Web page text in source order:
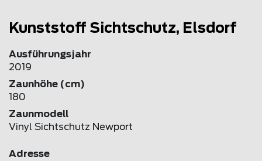
Kunststoff Sichtschutz, Elsdorf
Ausführungsjahr
2019
Zaunhöhe (cm)
180
Zaunmodell
Vinyl Sichtschutz Newport
Adresse